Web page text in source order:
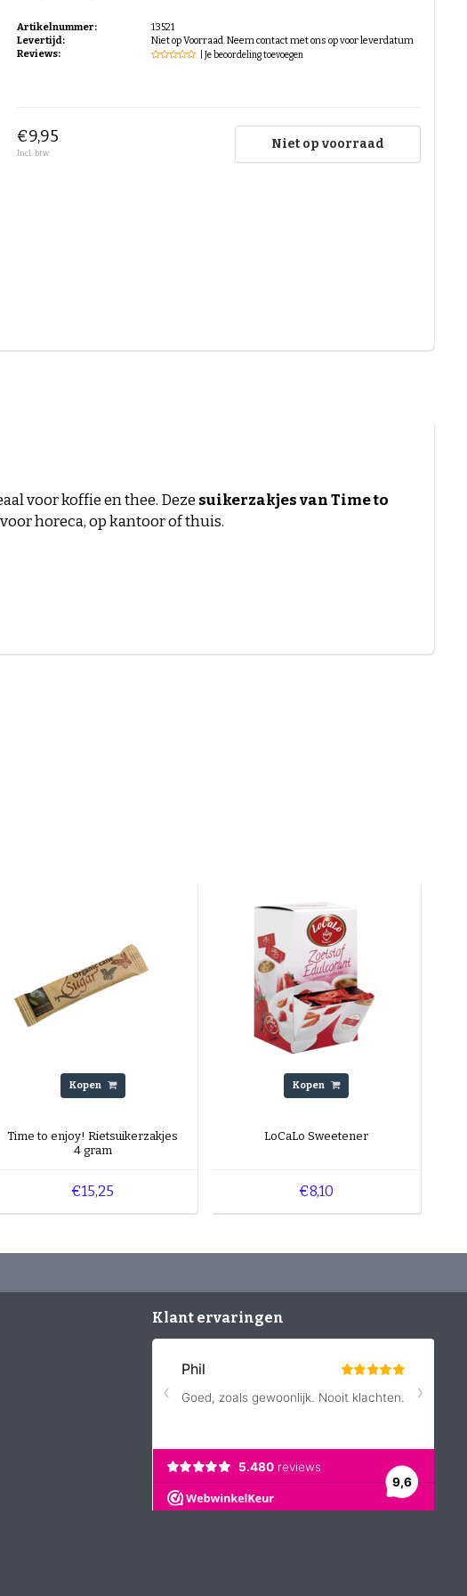
Artikelnummer:
13521
Levertijd:
Niet op Voorraad. Neem contact met ons op voor leverdatum
Reviews:
| Je beoordeling toevoegen
€9,95
Incl. btw
Niet op voorraad
voor koffie en thee. Deze suikerzakjes van Time to
horeca, op kantoor of thuis.
Kopen
Time to enjoy! Rietsuikerzakjes
4 gram
€15,25
Kopen
LoCaLo Sweetener
€8,10
Klant ervaringen